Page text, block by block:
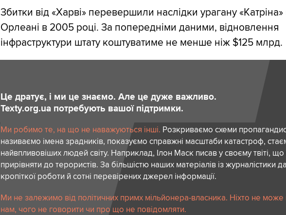
Збитки від «Харві» перевершили наслідки урагану
Орлеані в 2005 році. За попередніми даними, відновлення
інфраструктури штату коштуватиме не менше ніж $125 млрд.
Це дратує, і ми це знаємо. Але це дуже важливо.
Texty.org.ua потребують вашої підтримки.
Ми робимо те, на що не наважуються інші. Розкриваємо схеми
називаємо імена зрадників, показуємо справжні масштаби катастроф,
найвпливовіших людей світу. Наприклад, Ілон Маск писав у своєму твіті,
прирівняти до терористів. За більшістю наших матеріалів із журналістики
кропіткої роботи й сотні перевірених джерел інформації.
Ми не залежимо від політичних примх мільйонера-власника. Ніхто не може
нам, чого не говорити чи про що не повідомляти.